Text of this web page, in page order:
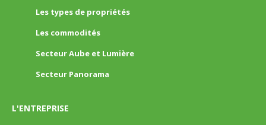
Les types de propriétés
Les commodités
Secteur Aube et Lumière
Secteur Panorama
L'ENTREPRISE